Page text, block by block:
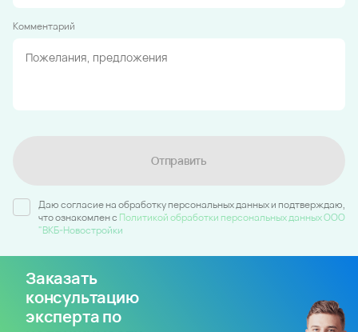
Комментарий
Отправить
Даю согласие на обработку персональных данных и подтверждаю,
что ознакомлен c Политикой обработки персональных данных ООО
"ВКБ-Новостройки
Заказать
консультацию
эксперта по